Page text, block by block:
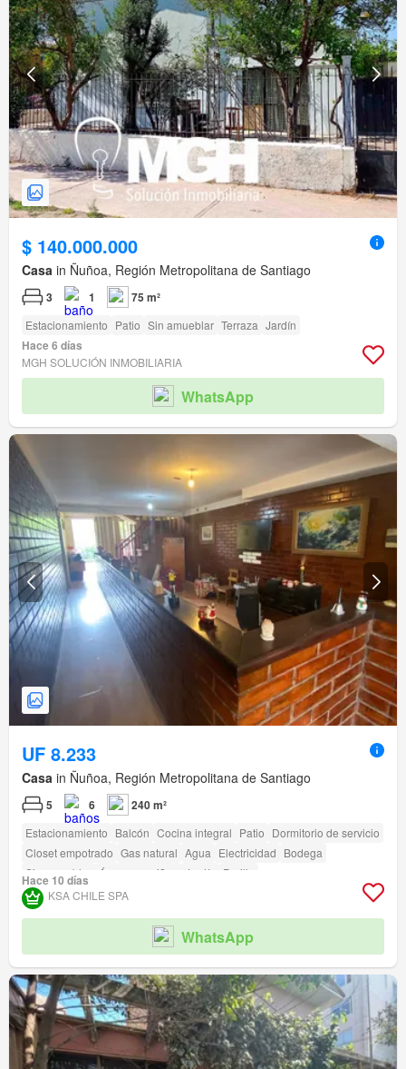
$ 140.000.000
Casa in Ñuñoa, Región Metropolitana de Santiago
3 1 75 m²
Estacionamiento Patio Sin amueblar Terraza Jardín
Hace 6 días
MGH SOLUCIÓN INMOBILIARIA
WhatsApp
UF 8.233
Casa in Ñuñoa, Región Metropolitana de Santiago
5 6 240 m²
Estacionamiento Balcón Cocina integral Patio Dormitorio de servicio
Closet empotrado Gas natural Agua Electricidad Bodega
Sin amueblar
Área para niños Jardín Parilla
Hace 10 días
KSA CHILE SPA
WhatsApp